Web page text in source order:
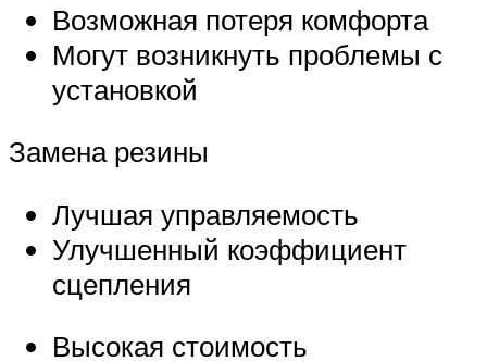
Возможная потеря комфорта
Могут возникнуть проблемы с
установкой
Замена резины
Лучшая управляемость
Улучшенный коэффициент
сцепления
Высокая стоимость